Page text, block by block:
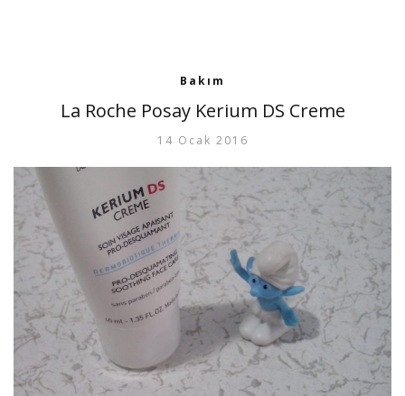
Bakım
La Roche Posay Kerium DS Creme
14 Ocak 2016